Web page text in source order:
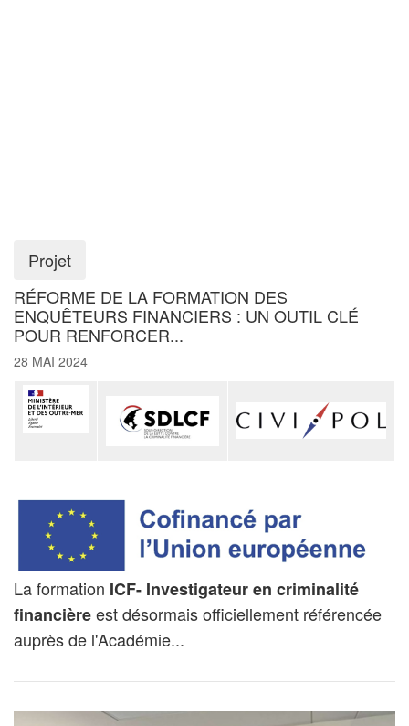
Projet
RÉFORME DE LA FORMATION DES
ENQUÊTEURS FINANCIERS : UN OUTIL CLÉ
POUR RENFORCER...
28 MAI 2024
La formation ICF- Investigateur en criminalité
financièreest désormais officiellement référencée
auprès de l'Académie...